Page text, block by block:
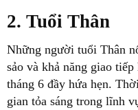
2. Tuổi Thân
Những người tuổi Thân
sảo và khả năng giao
tháng 6 đầy hứa hẹn.
gian tỏa sáng trong lĩnh